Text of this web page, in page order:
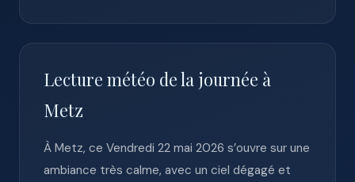
Lecture météo de la journée à
Metz
À Metz, ce Vendredi 22 mai 2026 s’ouvre sur une
ambiance très calme, avec un ciel dégagé et